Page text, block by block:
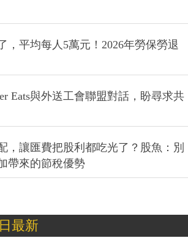
，平均每人5萬元！2026年勞保勞退
Eats與外送工會聯盟對話，盼尋求共
，讓匯費把股利都吃光了？股魚：別
帶來的節稅優勢
最新